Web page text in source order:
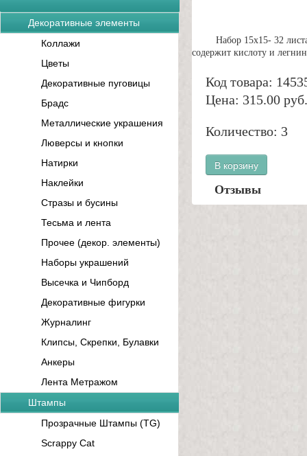
Декоративные элементы
Коллажи
Цветы
Декоративные пуговицы
Брадс
Металлические украшения
Люверсы и кнопки
Натирки
Наклейки
Стразы и бусины
Тесьма и лента
Прочее (декор. элементы)
Наборы украшений
Высечка и Чипборд
Декоративные фигурки
Журналинг
Клипсы, Скрепки, Булавки
Анкеры
Лента Метражом
Штампы
Прозрачные Штампы (TG)
Scrappy Cat
Набор 15x15- 32
содержит кислоту и легнин
Код товара:
Цена: 315.00 руб.
Количество: 3
В корзину
Отзывы